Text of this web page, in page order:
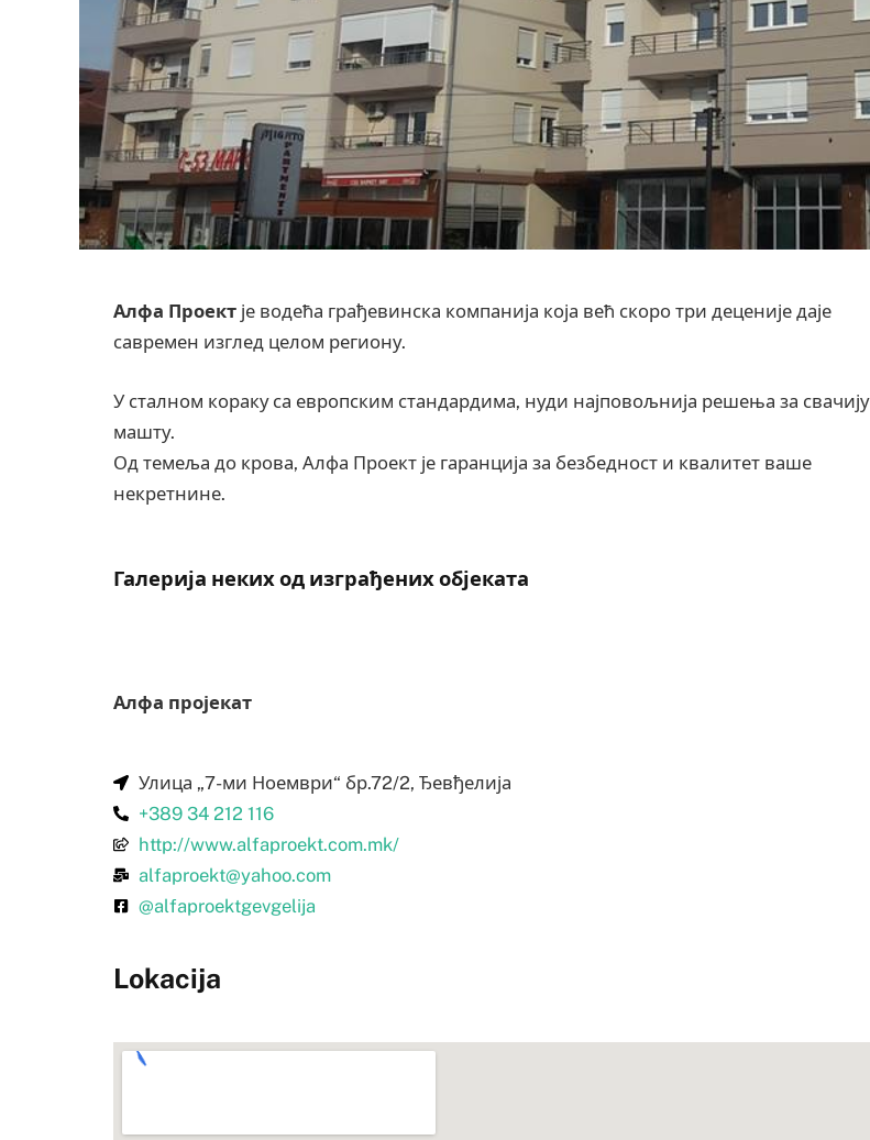
Алфа Проект је водећа грађевинска компанија која већ скоро три деценије даје
савремен изглед целом региону.
У сталном кораку са европским стандардима, нуди најповољнија решења за свачију
машту.
Од темеља до крова, Алфа Проект је гаранција за безбедност и квалитет ваше
некретнине.
Галерија неких од изграђених објеката
Алфа пројекат
Улица „7-ми Ноември“ бр.72/2, Ђевђелија
+389 34 212 116
http://www.alfaproekt.com.mk/
alfaproekt@yahoo.com
@alfaproektgevgelija
Lokacija